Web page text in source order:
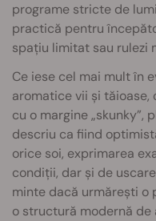
programe stricte de
practică pentru
spațiu limitat sau rulezi
Ce iese cel mai mult în
aromatice vii și
cu o margine „skunky”,
descriu ca fiind
orice soi, exprimarea
condiții, dar și de
minte dacă urmărești o
o structură modernă de